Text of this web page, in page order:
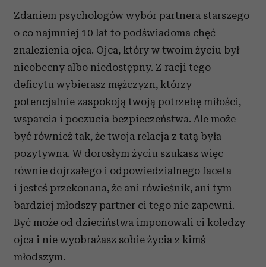
Zdaniem psychologów wybór partnera starszego
o co najmniej 10 lat to podświadoma chęć
znalezienia ojca. Ojca, który w twoim życiu był
nieobecny albo niedostępny. Z racji tego
deficytu wybierasz mężczyzn, którzy
potencjalnie zaspokoją twoją potrzebę miłości,
wsparcia i poczucia bezpieczeństwa. Ale może
być również tak, że twoja relacja z tatą była
pozytywna. W dorosłym życiu szukasz więc
równie dojrzałego i odpowiedzialnego faceta
i jesteś przekonana, że ani rówieśnik, ani tym
bardziej młodszy partner ci tego nie zapewni.
Być może od dzieciństwa imponowali ci koledzy
ojca i nie wyobrażasz sobie życia z kimś
młodszym.